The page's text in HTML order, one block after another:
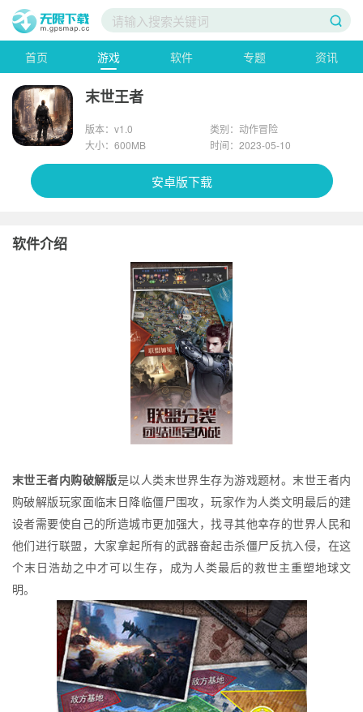
首页 游戏 软件 专题 资讯
末世王者
版本：v1.0
类别：动作冒险
大小：600MB
时间：2023-05-10
安卓版下载
软件介绍
末世王者内购破解版是以人类末世界生存为游戏题材。末世王者内
购破解版玩家面临末日降临僵尸围攻，玩家作为人类文明最后的建
设者需要使自己的所造城市更加强大，找寻其他幸存的世界人民和
他们进行联盟，大家拿起所有的武器奋起击杀僵尸反抗入侵，在这
个末日浩劫之中才可以生存，成为人类最后的救世主重塑地球文
明。